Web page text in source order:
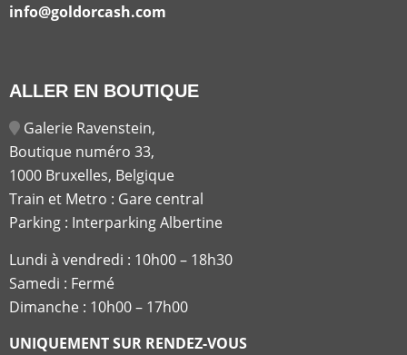
info@goldorcash.com
ALLER EN BOUTIQUE
Galerie Ravenstein,
Boutique numéro 33,
1000 Bruxelles, Belgique
Train et Metro : Gare central
Parking : Interparking Albertine
Lundi à vendredi : 10h00 – 18h30
Samedi : Fermé
Dimanche : 10h00 – 17h00
UNIQUEMENT SUR RENDEZ-VOUS